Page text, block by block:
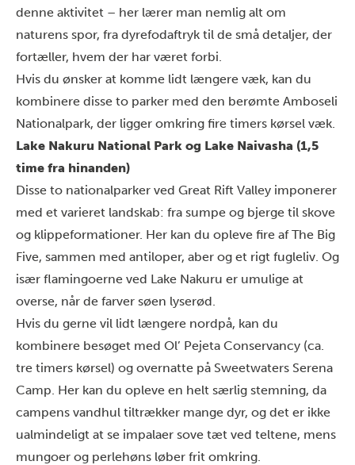
denne aktivitet – her lærer man nemlig alt om
naturens spor, fra dyrefodaftryk til de små detaljer, der
fortæller, hvem der har været forbi.
Hvis du ønsker at komme lidt længere væk, kan du
kombinere disse to parker med den berømte Amboseli
Nationalpark, der ligger omkring fire timers kørsel væk.
Lake Nakuru National Park og Lake Naivasha (1,5
time fra hinanden)
Disse to nationalparker ved Great Rift Valley imponerer
med et varieret landskab: fra sumpe og bjerge til skove
og klippeformationer. Her kan du opleve fire af The Big
Five, sammen med antiloper, aber og et rigt fugleliv. Og
især flamingoerne ved Lake Nakuru er umulige at
overse, når de farver søen lyserød.
Hvis du gerne vil lidt længere nordpå, kan du
kombinere besøget med Ol’ Pejeta Conservancy (ca.
tre timers kørsel) og overnatte på Sweetwaters Serena
Camp. Her kan du opleve en helt særlig stemning, da
campens vandhul tiltrækker mange dyr, og det er ikke
ualmindeligt at se impalaer sove tæt ved teltene, mens
mungoer og perlehøns løber frit omkring.